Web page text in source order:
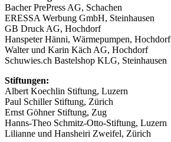
Bacher PrePress AG, Schachen
ERESSA Werbung GmbH, Steinhausen
GB Druck AG, Hochdorf
Hanspeter Hänni, Wärmepumpen, Hochdorf
Walter und Karin Käch AG, Hochdorf
Schuwies.ch Bastelshop KLG, Steinhausen
Stiftungen:
Albert Koechlin Stiftung, Luzern
Paul Schiller Stiftung, Zürich
Ernst Göhner Stiftung, Zug
Hanns-Theo Schmitz-Otto-Stiftung, Luzern
Lilianne und Hansheiri Zweifel, Zürich